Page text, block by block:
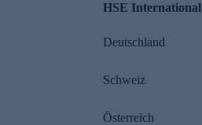
HSE International
Deutschland
Schweiz
Österreich